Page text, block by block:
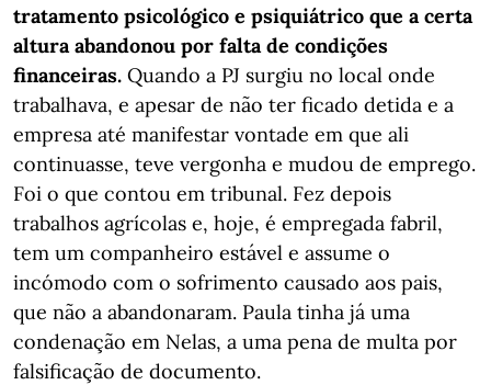
tratamento psicológico e psiquiátrico que a certa
altura abandonou por falta de condições
financeiras. Quando a PJ surgiu no local onde
trabalhava, e apesar de não ter ficado detida e a
empresa até manifestar vontade em que ali
continuasse, teve vergonha e mudou de emprego.
Foi o que contou em tribunal. Fez depois
trabalhos agrícolas e, hoje, é empregada fabril,
tem um companheiro estável e assume o
incómodo com o sofrimento causado aos pais,
que não a abandonaram. Paula tinha já uma
condenação em Nelas, a uma pena de multa por
falsificação de documento.